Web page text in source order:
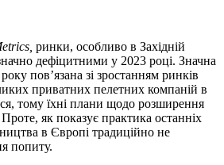
ринки, особливо в Західній
дефіцитними у 2023 році. Значна
пов’язана зі зростанням ринків
приватних пелетних компаній в
тому їхні плани щодо розширення
як показує практика останніх
в Європі традиційно не
попиту.